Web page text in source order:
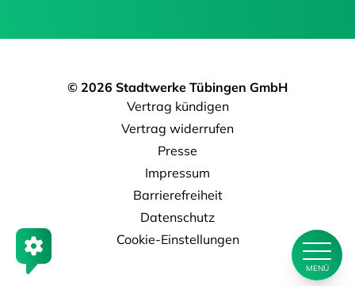
© 2026 Stadtwerke Tübingen GmbH
Vertrag kündigen
Vertrag widerrufen
Presse
Impressum
Barrierefreiheit
Datenschutz
Cookie-Einstellungen
MENÜ